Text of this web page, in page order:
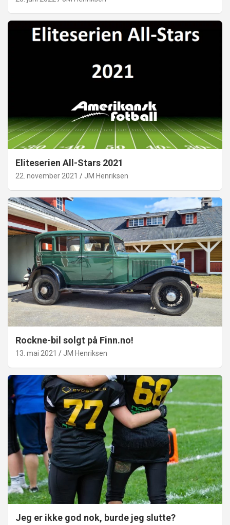
Eliteserien All-Stars 2021
22. november 2021 JM Henriksen
Rockne-bil solgt på Finn.no!
13. mai 2021 JM Henriksen
Jeg er ikke god nok, burde jeg slutte?